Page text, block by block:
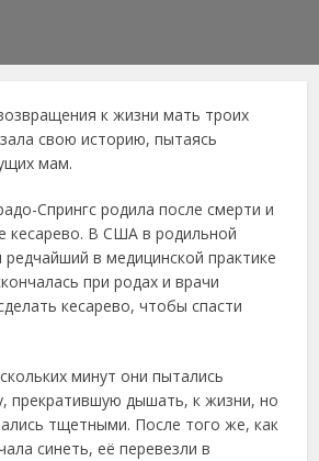
к жизни мать троих
свою историю, пытаясь
мам.
Спрингс родила после смерти и
кесарево. В США в родильной
в медицинской практике
при родах и врачи
кесарево, чтобы спасти
минут они пытались
прекратившую дышать, к жизни, но
тщетными. После того же, как
синеть, её перевезли в